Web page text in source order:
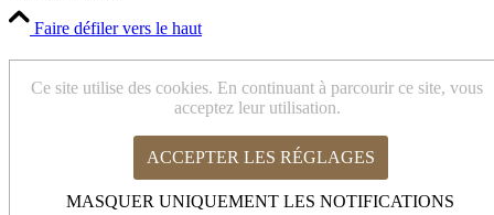
Faire défiler vers le haut
Ce site utilise des cookies. En continuant à parcourir ce site, vous
acceptez leur utilisation.
ACCEPTER LES RÉGLAGES
MASQUER UNIQUEMENT LES NOTIFICATIONS
Comment nous utilisons les cookies
Cookies Web Essentiels
Autres services externes